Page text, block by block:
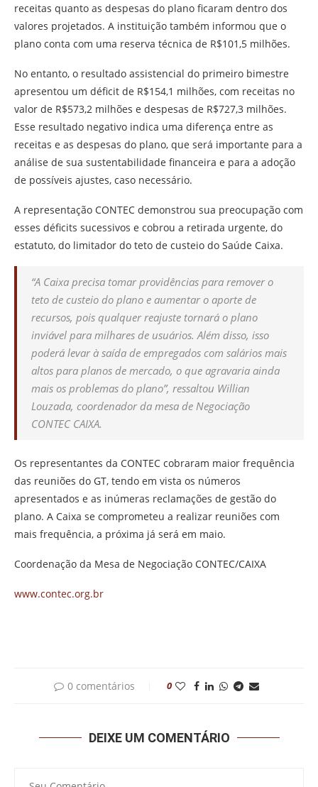
receitas quanto as despesas do plano ficaram dentro dos
valores projetados. A instituição também informou que o
plano conta com uma reserva técnica de R$101,5 milhões.
No entanto, o resultado assistencial do primeiro bimestre
apresentou um déficit de R$154,1 milhões, com receitas no
valor de R$573,2 milhões e despesas de R$727,3 milhões.
Esse resultado negativo indica uma diferença entre as
receitas e as despesas do plano, que será importante para a
análise de sua sustentabilidade financeira e para a adoção
de possíveis ajustes, caso necessário.
A representação CONTEC demonstrou sua preocupação com
esses déficits sucessivos e cobrou a retirada urgente, do
estatuto, do limitador do teto de custeio do Saúde Caixa.
“A Caixa precisa tomar providências para remover o
teto de custeio do plano e aumentar o aporte de
recursos, pois qualquer reajuste tornará o plano
inviável para milhares de usuários. Além disso, isso
poderá levar à saída de empregados com salários mais
altos para planos de mercado, o que agravaria ainda
mais os problemas do plano”, ressaltou Willian
Louzada, coordenador da mesa de Negociação
CONTEC CAIXA.
Os representantes da CONTEC cobraram maior frequência
das reuniões do GT, tendo em vista os números
apresentados e as inúmeras reclamações de gestão do
plano. A Caixa se comprometeu a realizar reuniões com
mais frequência, a próxima já será em maio.
Coordenação da Mesa de Negociação CONTEC/CAIXA
www.contec.org.br
0 comentários 0
DEIXE UM COMENTÁRIO